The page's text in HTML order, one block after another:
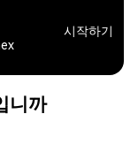
시작하기
니까